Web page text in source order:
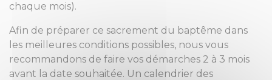
chaque mois).
Afin de préparer ce sacrement du baptême dans
les meilleures conditions possibles, nous vous
recommandons de faire vos démarches 2 à 3 mois
avant la date souhaitée. Un calendrier des